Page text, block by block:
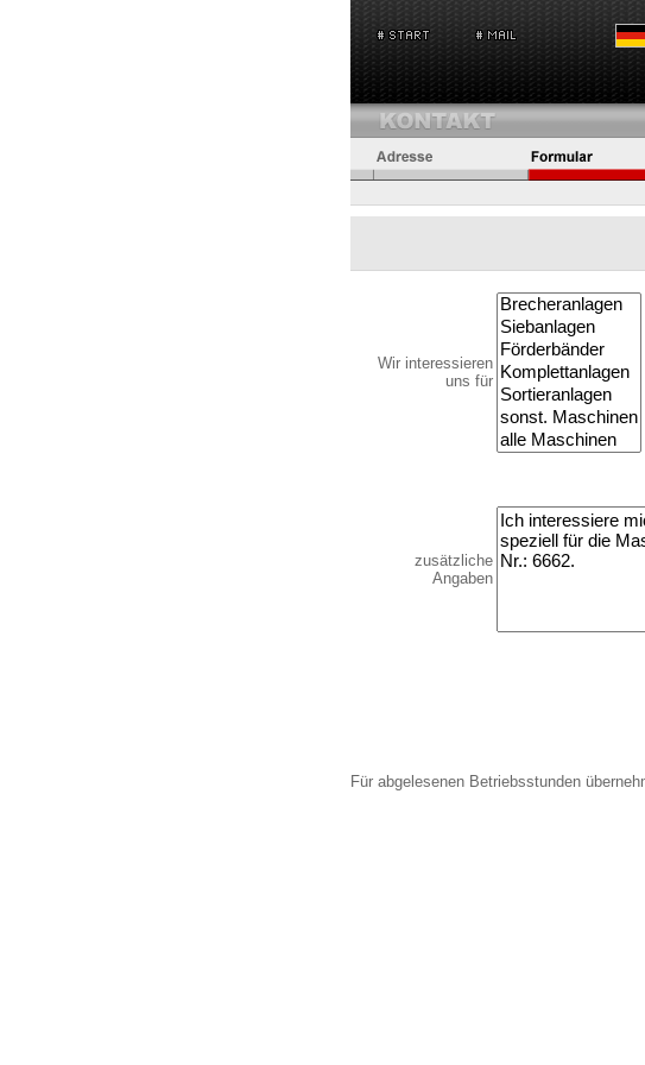
Wir interessieren
uns für
zusätzliche
Angaben
Für abgelesenen Betriebsstunden